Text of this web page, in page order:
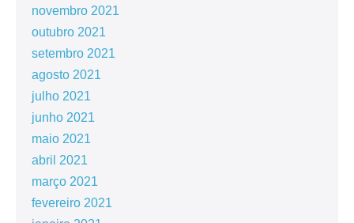
novembro 2021
outubro 2021
setembro 2021
agosto 2021
julho 2021
junho 2021
maio 2021
abril 2021
março 2021
fevereiro 2021